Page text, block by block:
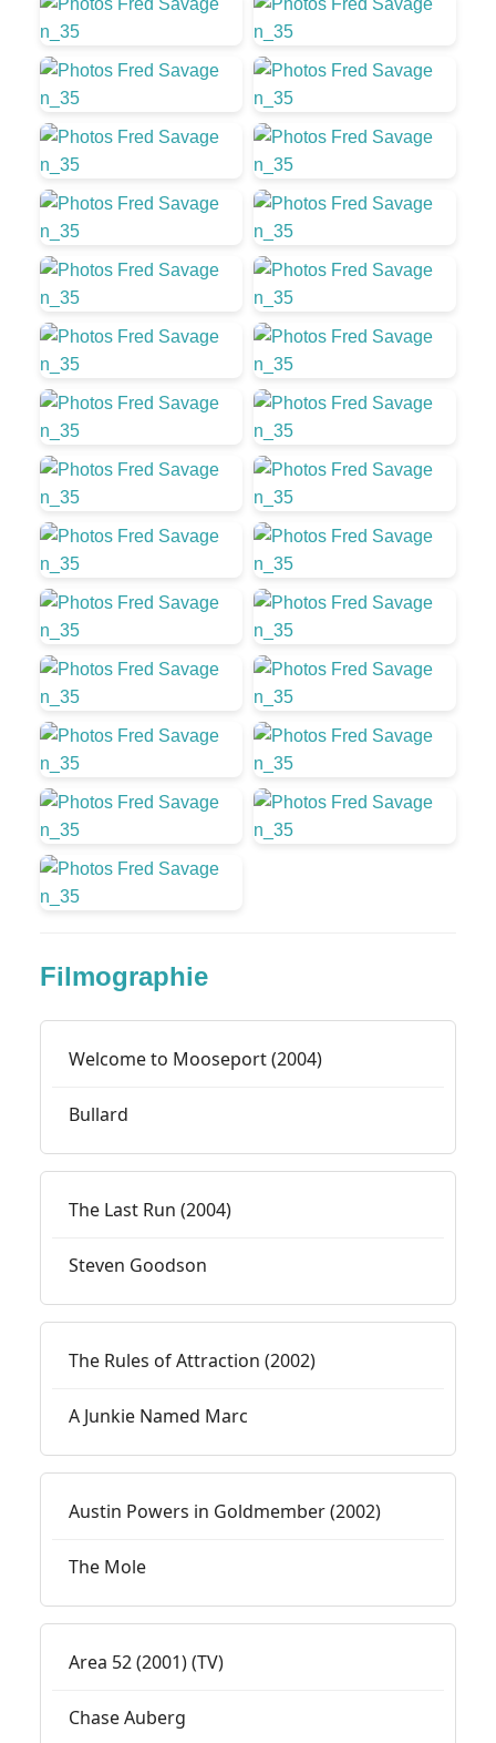
Filmographie
Welcome to Mooseport (2004)
Bullard
The Last Run (2004)
Steven Goodson
The Rules of Attraction (2002)
A Junkie Named Marc
Austin Powers in Goldmember (2002)
The Mole
Area 52 (2001) (TV)
Chase Auberg